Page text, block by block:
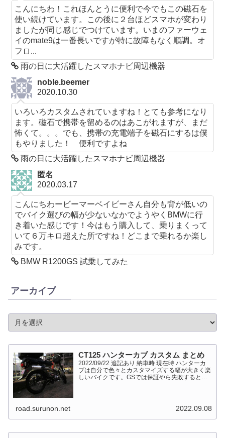
こんにちわ！これほんとうに便利で今でもこの磁石を
使い続けています。この後に２台ほどスマホが変わり
ましたが同じ感じでつけています。いまのファーウェ
イのmate9は一番長いですが特に故障もなく順調。オ
フロ...
雨の日に大活躍したスマホナビ周辺機器
noble.beemer
2020.10.30
いろいろカスタムされていますね！とても参考になり
ます。磁石で携帯を留めるのはあこがれますが、まだ
怖くて。。。でも、携帯の充電端子を磁石にするは僕
もやりました！ 便利ですよね
雨の日に大活躍したスマホナビ周辺機器
匿名
2020.03.17
こんにちわービーマーベイビーさん自分も背が低いの
でバイク選びの幅が少ないなかでようやくBMWに行
き着いた感じです！今はもう購入して、乗りまくって
いて６万キロ超えた所ですね！どこまで乗れるか楽し
みです。
BMW R1200GS 試乗してみた
アーカイブ
CT125 ハンターカブ カスタム まとめ
2022/09/22 追記あり 納車時 現在時 ハンターカ
ブは自分で色々とカスタマイズする幅が大きく楽
しいバイクです。GSでは保証やら失敗すると高
road.surunon.net 2022.09.08